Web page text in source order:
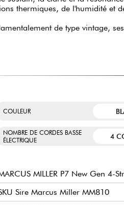
thermiques, de l'humidité et
de type vintage,
COULEUR
NOMBRE DE CORDES BASSE
ÉLECTRIQUE
4
MILLER P7 New Gen 4-
Sire Marcus Miller MM810